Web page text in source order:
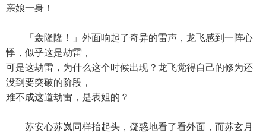
亲娘一身！
「轰隆隆！」外面响起了奇异的雷声，龙飞感到一阵心
悸，似乎这是劫雷，
可是这劫雷，为什么这个时候出现？龙飞觉得自己的修为还
没到要突破的阶段，
难不成这道劫雷，是表姐的？
苏安心苏岚同样抬起头，疑惑地看了看外面，而苏玄月